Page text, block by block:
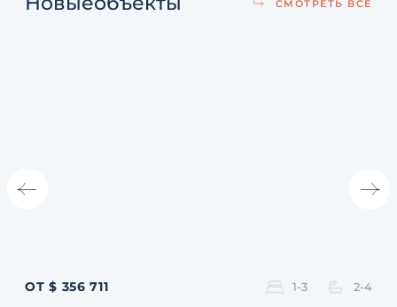
СМОТРЕТЬ ВСЕ
ОТ $ 356 711 1-3 2-4